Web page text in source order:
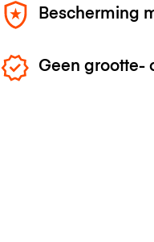
Bescherming
Geen grootte-